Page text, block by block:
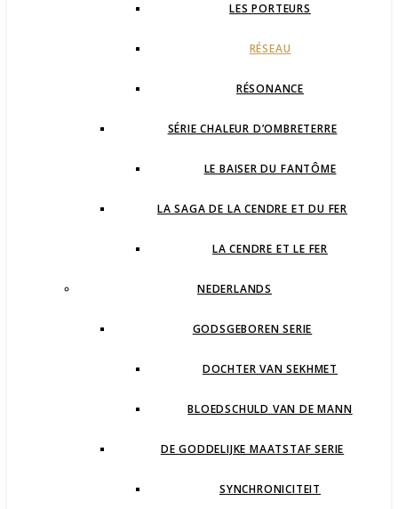
LES PORTEURS
RÉSEAU
RÉSONANCE
SÉRIE CHALEUR D’OMBRETERRE
LE BAISER DU FANTÔME
LA SAGA DE LA CENDRE ET DU FER
LA CENDRE ET LE FER
NEDERLANDS
GODSGEBOREN SERIE
DOCHTER VAN SEKHMET
BLOEDSCHULD VAN DE MANN
DE GODDELIJKE MAATSTAF SERIE
SYNCHRONICITEIT